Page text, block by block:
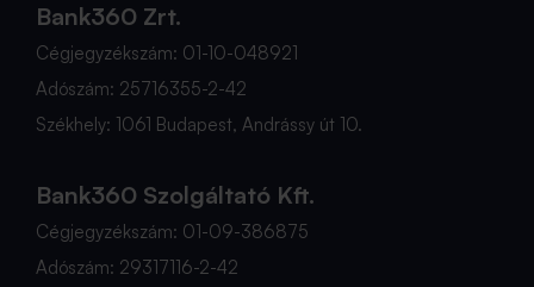
Bank360 Zrt.
Cégjegyzékszám: 01-10-048921
Adószám: 25716355-2-42
Székhely: 1061 Budapest, Andrássy út 10.
Bank360 Szolgáltató Kft.
Cégjegyzékszám: 01-09-386875
Adószám: 29317116-2-42